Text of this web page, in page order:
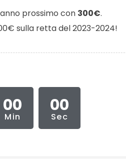
prossimo con 300€.
sulla retta del 2023-2024!
00
Min
00
Sec